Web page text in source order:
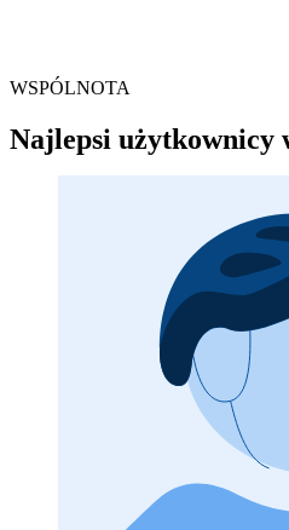
WSPÓLNOTA
Najlepsi użytkownicy